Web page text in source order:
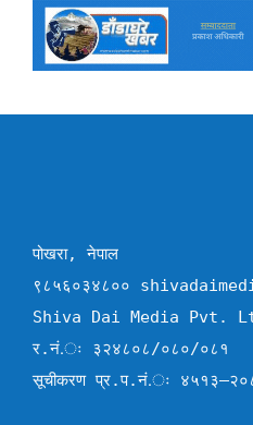
पोखरा, नेपाल
९८५६०३४८००
Shiva Dai Media Pvt.
र.नं.ः ३२४८०८/०८०/०८१
सूचीकरण प्र.प.नं.ः